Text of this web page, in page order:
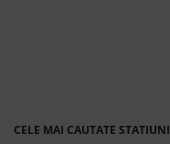
CELE MAI CAUTATE STATIUNI